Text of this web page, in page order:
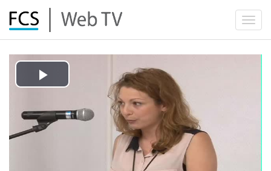
Play
Video